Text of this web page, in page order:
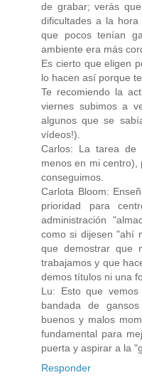
de grabar; verás
dificultades a la
que pocos tenían
ambiente era más
Es cierto que eligen
lo hacen así porque
Te recomiendo la
viernes subimos a
algunos que se
vídeos!).
Carlos: La tarea de
menos en mi centro),
conseguimos.
Carlota Bloom:
prioridad para
administración
como si dijesen "ahí
que demostrar que
trabajamos y que
demos títulos ni una
Lu: Esto que
bandada de
buenos y malos
fundamental para
puerta y aspirar a la
Responder